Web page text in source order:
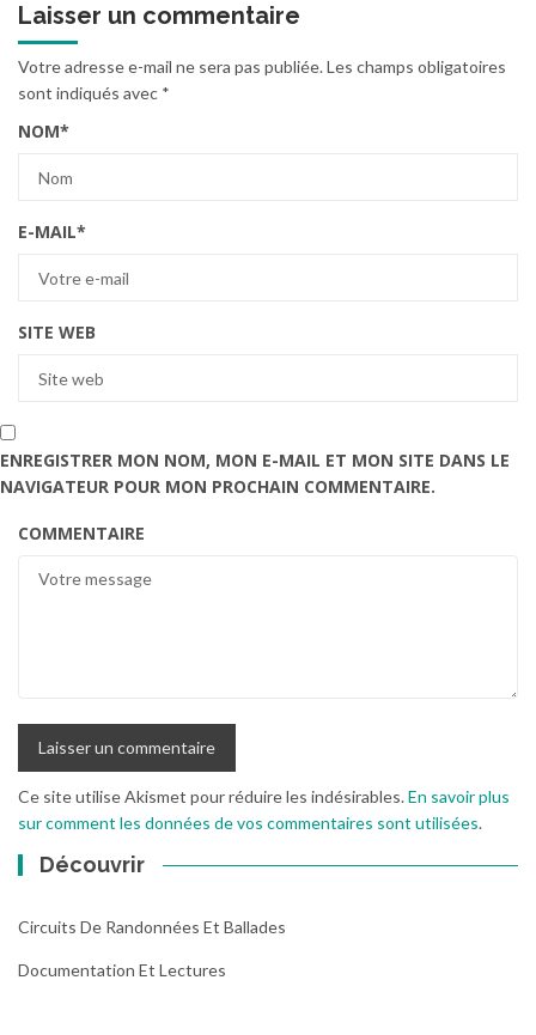
Laisser un commentaire
Votre adresse e-mail ne sera pas publiée.Les champs obligatoires
sont indiqués avec *
NOM*
E-MAIL*
SITE WEB
ENREGISTRER MON NOM, MON E-MAIL ET MON SITE DANS LE
NAVIGATEUR POUR MON PROCHAIN COMMENTAIRE.
COMMENTAIRE
Ce site utilise Akismet pour réduire les indésirables.En savoir plus
sur comment les données de vos commentaires sont utilisées.
Découvrir
Circuits De Randonnées Et Ballades
Documentation Et Lectures